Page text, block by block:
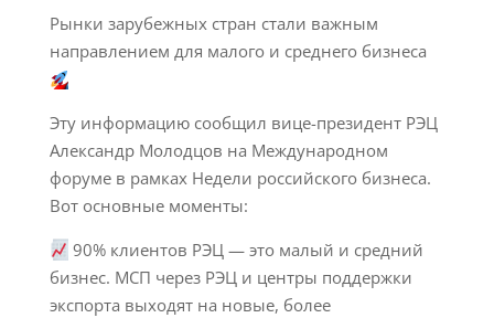
Рынки зарубежных стран стали важным
направлением для малого и среднего бизнеса
Эту информацию сообщил вице-президент РЭЦ
Александр Молодцов на Международном
форуме в рамках Недели российского бизнеса.
Вот основные моменты:
90% клиентов РЭЦ — это малый и средний
бизнес. МСП через РЭЦ и центры поддержки
экспорта выходят на новые, более